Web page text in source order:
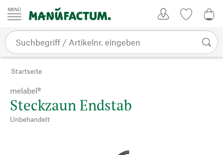
Zum Inhalt springen
Startseite
melabel®
Steckzaun Endstab
Unbehandelt